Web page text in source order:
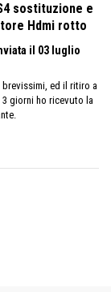
sostituzione e
Hdmi rotto
il 03 luglio
ed il ritiro a
giorni ho ricevuto la